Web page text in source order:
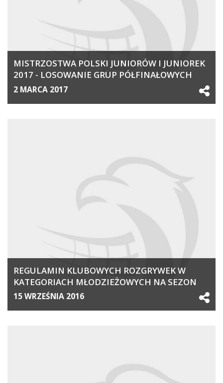
MISTRZOSTWA POLSKI JUNIORÓW I JUNIOREK
2017 - LOSOWANIE GRUP PÓŁFINAŁOWYCH
2 MARCA 2017
REGULAMIN KLUBOWYCH ROZGRYWEK W
KATEGORIACH MŁODZIEŻOWYCH NA SEZON
2016/2017
15 WRZEŚNIA 2016